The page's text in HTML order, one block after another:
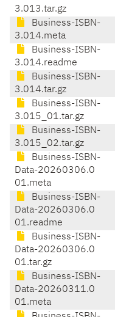
3.013.tar.gz
Business-ISBN-
3.014.meta
Business-ISBN-
3.014.readme
Business-ISBN-
3.014.tar.gz
Business-ISBN-
3.015_01.tar.gz
Business-ISBN-
3.015_02.tar.gz
Business-ISBN-
Data-20260306.0
01.meta
Business-ISBN-
Data-20260306.0
01.readme
Business-ISBN-
Data-20260306.0
01.tar.gz
Business-ISBN-
Data-20260311.0
01.meta